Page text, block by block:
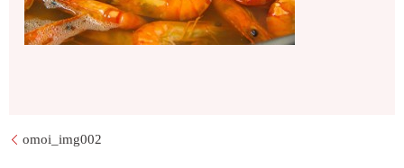
omoi_img002